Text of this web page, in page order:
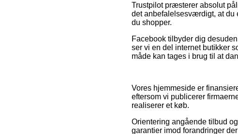
Trustpilot præsterer absolut
det anbefalelsesværdigt, at du
du shopper.
Facebook tilbyder dig
ser vi en del internet butikker
måde kan tages i brug til at
Vores hjemmeside er
eftersom vi publicerer
realiserer et køb.
Orientering angående tilbud
garantier imod forandringer